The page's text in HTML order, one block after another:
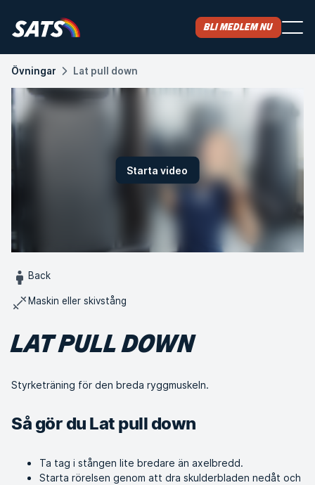
Bli medlem nu
Övningar Lat pull down
Starta video
Back
Maskin eller skivstång
LAT PULL DOWN
Styrketräning för den breda ryggmuskeln.
Så gör du Lat pull down
Ta tag i stången lite bredare än axelbredd.
Starta rörelsen genom att dra skulderbladen nedåt och